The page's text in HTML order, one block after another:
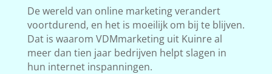
De wereld van online marketing verandert
voortdurend, en het is moeilijk om bij te blijven.
Dat is waarom VDMmarketing uit Kuinre al
meer dan tien jaar bedrijven helpt slagen in
hun internet inspanningen.